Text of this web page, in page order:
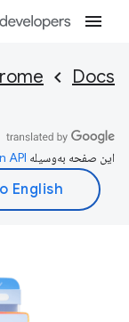
Docs
این صفحه به‌وسیله